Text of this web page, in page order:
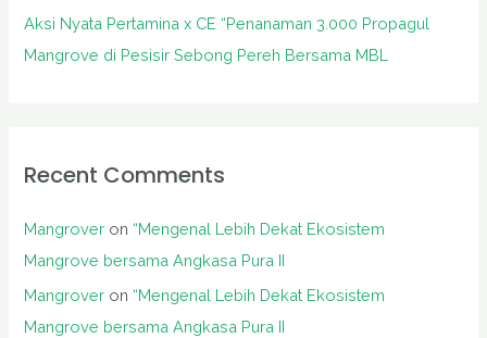
Aksi Nyata Pertamina x CE “Penanaman 3.000 Propagul
Mangrove di Pesisir Sebong Pereh Bersama MBL
Recent Comments
Mangrover on “Mengenal Lebih Dekat Ekosistem
Mangrove bersama Angkasa Pura II
Mangrover on “Mengenal Lebih Dekat Ekosistem
Mangrove bersama Angkasa Pura II